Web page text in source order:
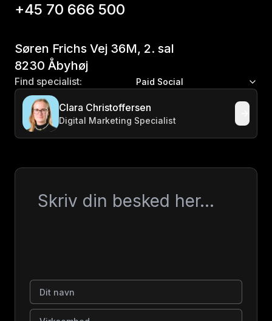
+45 70 666 500
Søren Frichs Vej 36M, 2. sal
8230 Åbyhøj
Find specialist: Paid Social
Clara Christoffersen
Digital Marketing Specialist
Dit navn
Virksomhed